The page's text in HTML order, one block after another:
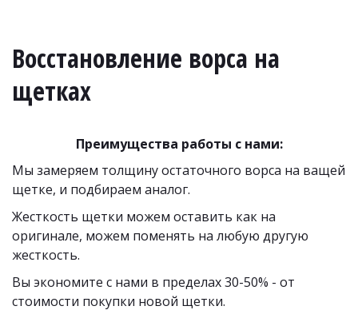
Восстановление ворса на
щетках
Преимущества работы с нами:
Мы замеряем толщину остаточного ворса на ващей
щетке, и подбираем аналог.
Жесткость щетки можем оставить как на
оригинале, можем поменять на любую другую
жесткость.
Вы экономите с нами в пределах 30-50% - от
стоимости покупки новой щетки.